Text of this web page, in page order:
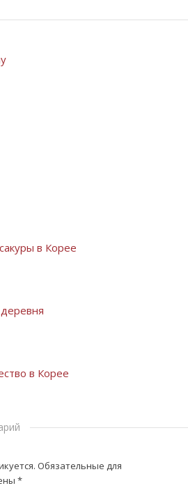
в Корее
в Корее
Обязательные для
*